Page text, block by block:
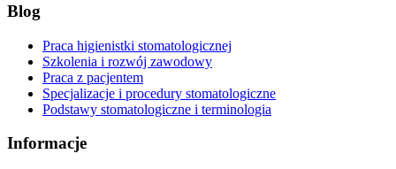
Blog
Praca higienistki stomatologicznej
Szkolenia i rozwój zawodowy
Praca z pacjentem
Specjalizacje i procedury stomatologiczne
Podstawy stomatologiczne i terminologia
Informacje